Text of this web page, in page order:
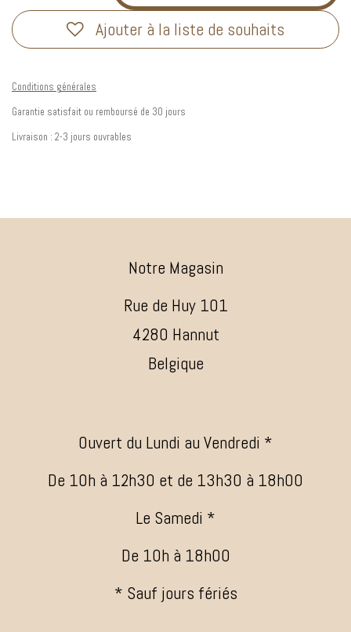
Ajouter à la liste de souhaits
Conditions générales
Garantie satisfait ou remboursé de 30 jours
Livraison : 2-3 jours ouvrables
Notre Magasin
Rue de Huy 101
4280 Hannut
Belgique
Ouvert du Lundi au Vendredi *
De 10h à 12h30 et de 13h30 à 18h00
Le Samedi *
De 10h à 18h00
* Sauf jours fériés